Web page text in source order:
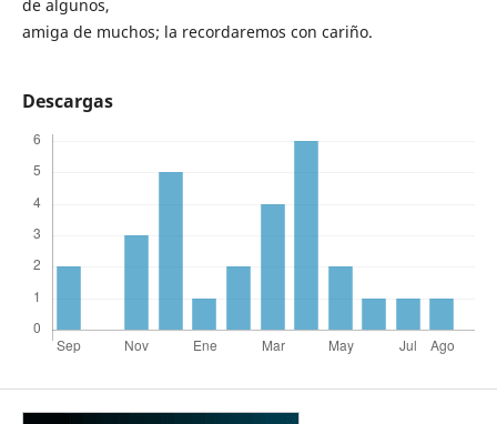
de algunos,
amiga de muchos; la recordaremos con cariño.
Descargas